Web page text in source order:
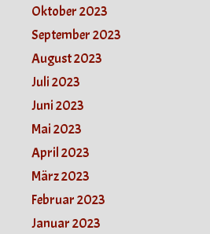
Oktober 2023
September 2023
August 2023
Juli 2023
Juni 2023
Mai 2023
April 2023
März 2023
Februar 2023
Januar 2023